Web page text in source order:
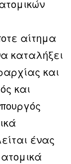
αίτημα
καταλήξει
και
και
ένας